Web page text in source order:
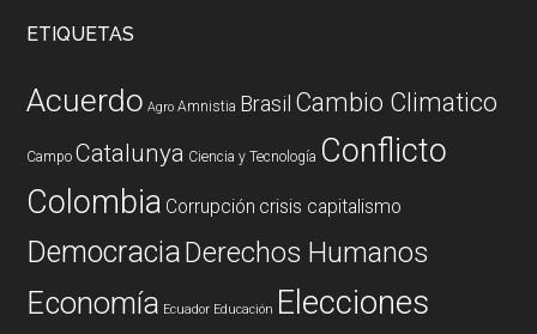
ETIQUETAS
Acuerdo Agro Amnistia Brasil Cambio Climatico
Campo Catalunya Ciencia y Tecnología Conflicto
Colombia Corrupción crisis capitalismo
DemocraciaDerechos Humanos
Economía Ecuador Educación Elecciones